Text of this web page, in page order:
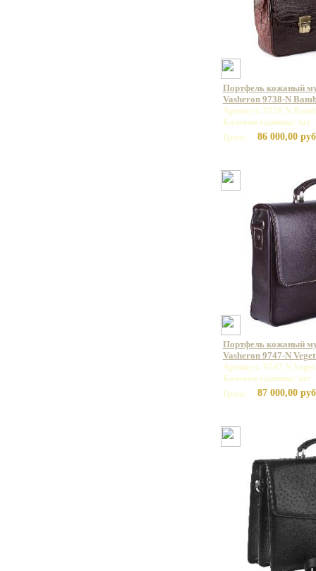
Портфель кожаный
Vasheron 9738-N
Артикул: 9738 N
Базовая единица: шт
Цена:
86 000,00
Портфель кожаный
Vasheron 9747-N
Артикул: 9747 N
Базовая единица: шт
Цена:
87 000,00